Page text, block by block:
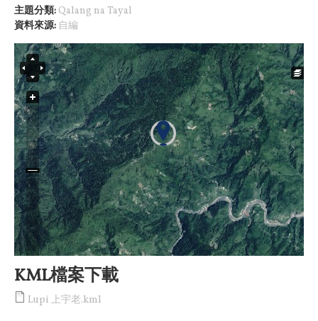
主題分類: Qalang na Tayal
資料來源: 自編
KML檔案下載
Lupi 上宇老.kml